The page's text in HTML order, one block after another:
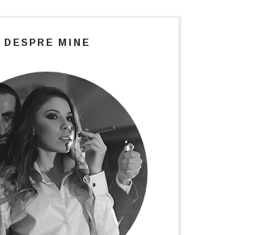
DESPRE MINE